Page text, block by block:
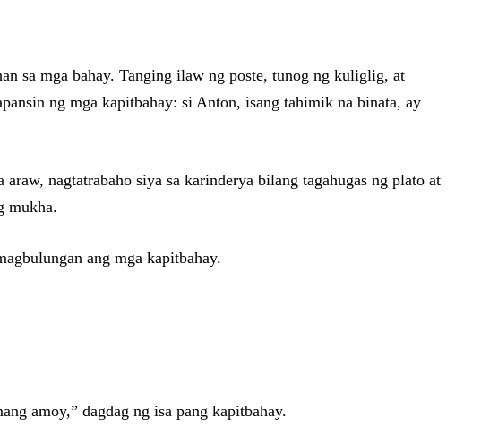
sa mga bahay. Tanging ilaw ng poste, tunog ng kuliglig, at
ng mga kapitbahay: si Anton, isang tahimik na binata, ay
nagtatrabaho siya sa karinderya bilang tagahugas ng plato at
mukha.
ang mga kapitbahay.
amoy,” dagdag ng isa pang kapitbahay.